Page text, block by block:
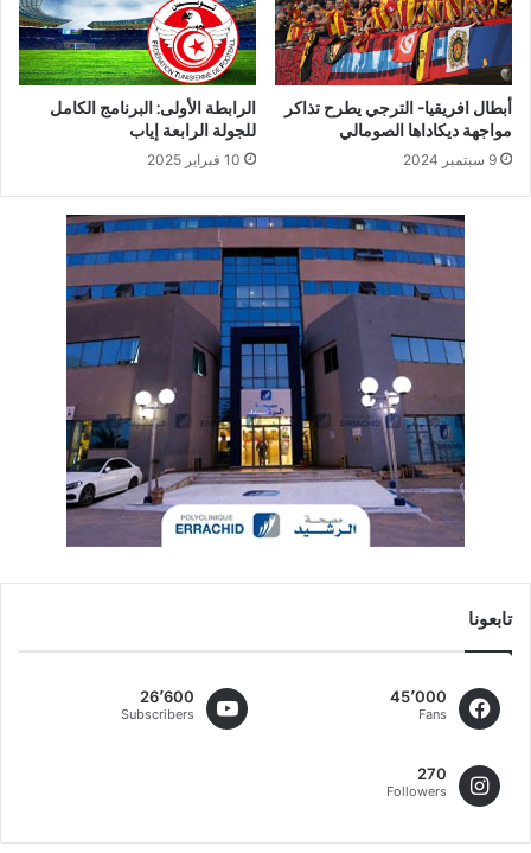
أبطال افريقيا- الترجي يطرح تذاكر
مواجهة ديكاداها الصومالي
9 سبتمبر 2024
الرابطة الأولى: البرنامج الكامل
للجولة الرابعة إياب
10 فبراير 2025
تابعونا
45٬000
Fans
26٬600
Subscribers
270
Followers